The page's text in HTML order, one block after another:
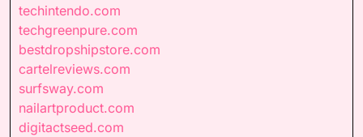
techintendo.com
techgreenpure.com
bestdropshipstore.com
cartelreviews.com
surfsway.com
nailartproduct.com
digitactseed.com